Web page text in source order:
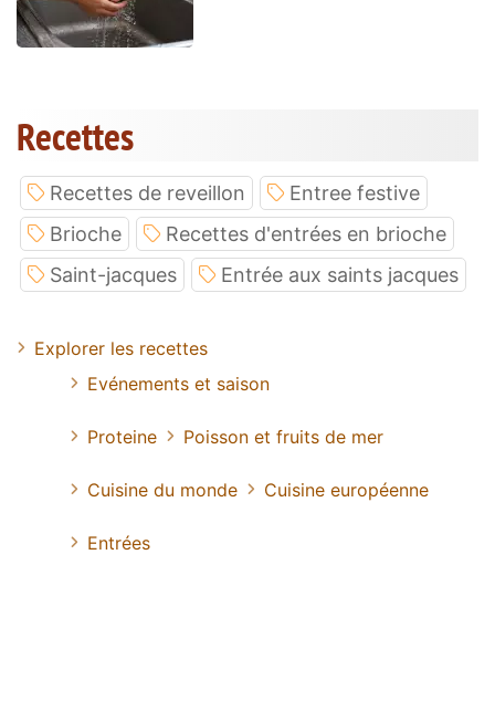
Recettes
Recettes de reveillon
Entree festive
Brioche
Recettes d'entrées en brioche
Saint-jacques
Entrée aux saints jacques
Explorer les recettes
Evénements et saison
Proteine Poisson et fruits de mer
Cuisine du monde Cuisine européenne
Entrées